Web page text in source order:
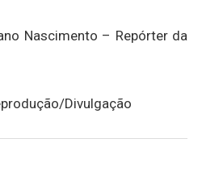
Nascimento – Repórter da
Divulgação